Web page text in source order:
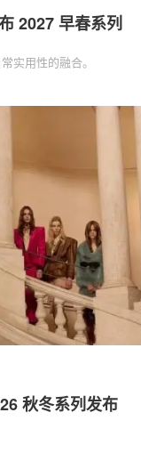
2027 早春系列
实用性的融合。
秋冬系列发布